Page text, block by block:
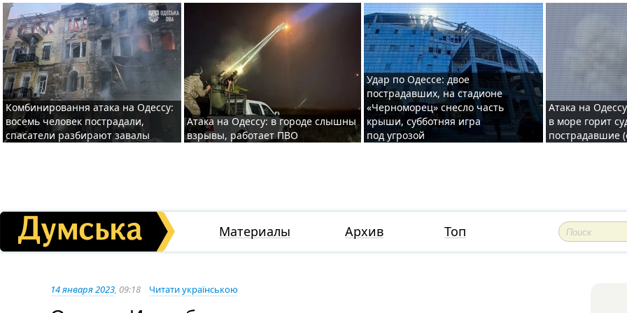
Комбинировання атака на Одессу:
восемь человек пострадали,
спасатели разбирают завалы
Атака на Одессу: в городе слышны
взрывы, работает ПВО
Удар по Одессе: двое
пострадавших, на стадионе
«Черноморец» снесло часть
крыши, субботняя игра
под угрозой
Атака на
в море горит
пострадавшие
Материалы Архив Топ
14 января 2023, 09:18 Читати українською